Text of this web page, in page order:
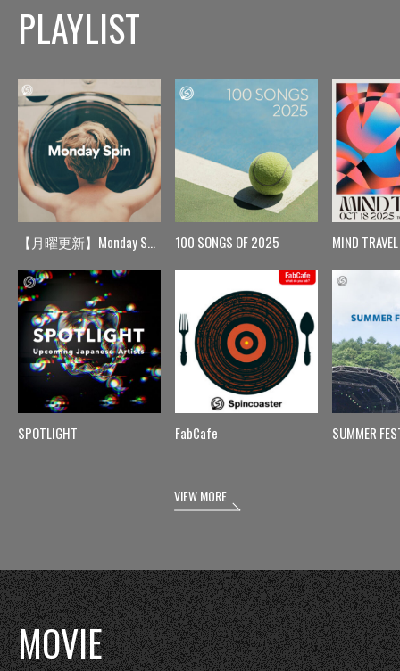
PLAYLIST
【月曜更新】Monday Spin
SPOTLIGHT
100 SONGS OF 2025
FabCafe
MIND TRAVEL
SUMMER
VIEW MORE
MOVIE